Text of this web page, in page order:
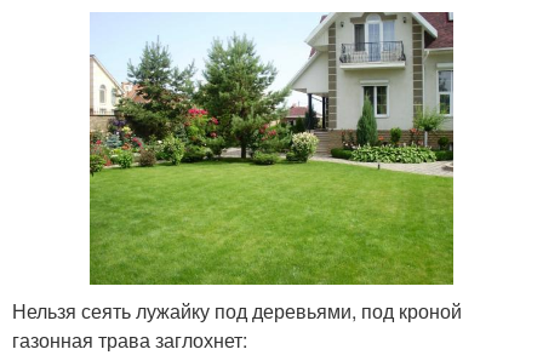
Нельзя сеять лужайку под деревьями, под кроной
газонная трава заглохнет: